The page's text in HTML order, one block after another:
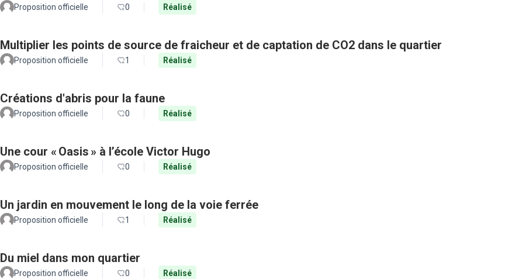
Proposition officielle 0 Réalisé
Multiplier les points de source de fraicheur et de captation de CO2 dans le quartier
Proposition officielle 1 Réalisé
Créations d'abris pour la faune
Proposition officielle 0 Réalisé
Une cour « Oasis » à l’école Victor Hugo
Proposition officielle 0 Réalisé
Un jardin en mouvement le long de la voie ferrée
Proposition officielle 1 Réalisé
Du miel dans mon quartier
Proposition officielle 0 Réalisé